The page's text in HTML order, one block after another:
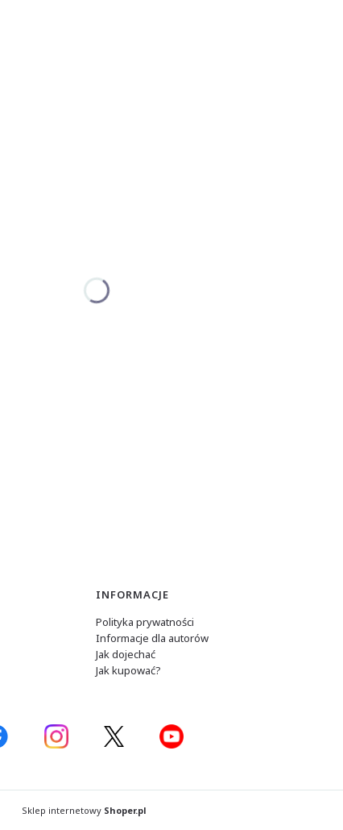
INFORMACJE
Polityka prywatności
Informacje dla autorów
Jak dojechać
Jak kupować?
Sklep internetowy Shoper.pl